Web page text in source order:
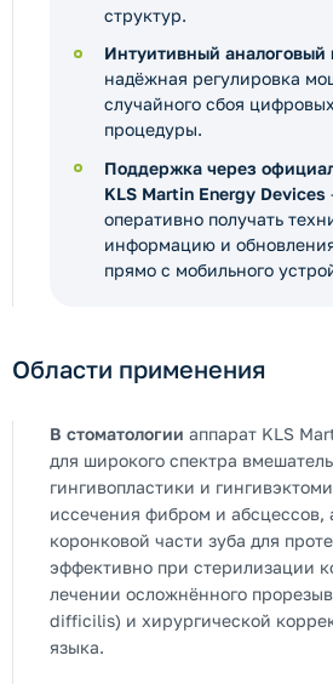
структур.
Интуитивный аналоговый
надёжная регулировка
случайного сбоя
процедуры.
Поддержка через
KLS Martin Energy Devices
оперативно получать
информацию и
прямо с мобильного
Области применения
В стоматологии аппарат KLS
для широкого спектра
гингивопластики и
иссечения фибром и абсцессов,
коронковой части зуба для
эффективно при стерилизации
лечении осложнённого
difficilis) и хирургической
языка.